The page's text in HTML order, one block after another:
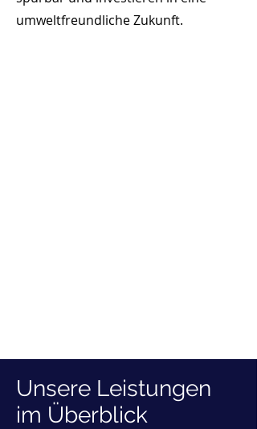
umweltfreundliche Zukunft.
Unsere Leistungen
im Überblick